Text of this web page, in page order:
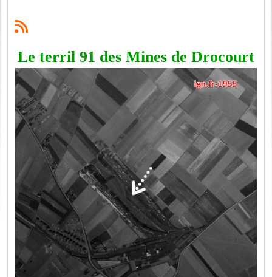
Le terril 91 des Mines de Drocourt